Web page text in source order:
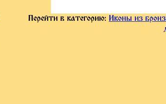
Перейти в категорию: Иконы из